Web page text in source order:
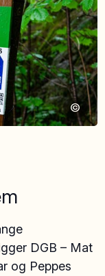
©
DGB – Mat
og Peppes